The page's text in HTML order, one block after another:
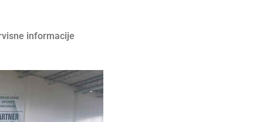
informacije